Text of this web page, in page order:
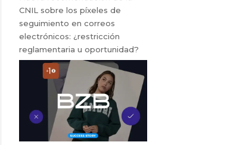
CNIL sobre los píxeles de
seguimiento en correos
electrónicos: ¿restricción
reglamentaria u oportunidad?